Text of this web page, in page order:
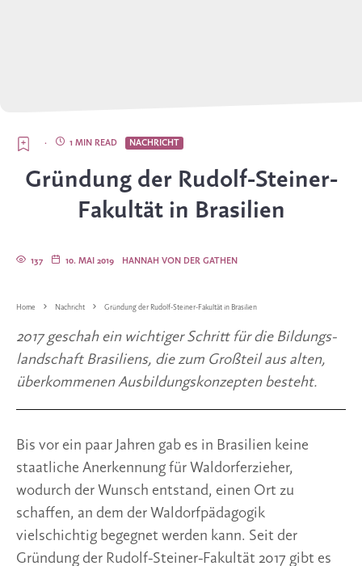
NACHRICHT
1 MIN READ
·
Gründung der Rudolf-Steiner-
Fakultät in Brasilien
HANNAH VON DER GATHEN
10. MAI 2019
137
Home Nachricht Gründung der Rudolf-Steiner-Fakultät in Brasilien
2017 geschah ein wichtiger Schritt für die Bildungs­-
landschaft Brasiliens, die zum Großteil aus alten,
überkommenen Ausbildungskonzepten besteht.
Bis vor ein paar Jahren gab es in Brasilien keine
staatliche Anerkennung für Waldorferzieher,
wodurch der Wunsch entstand, einen Ort zu
schaffen, an dem der Waldorfpädagogik
vielschichtig begegnet werden kann. Seit der
Gründung der Rudolf-Steiner-Fakultät 2017 gibt es